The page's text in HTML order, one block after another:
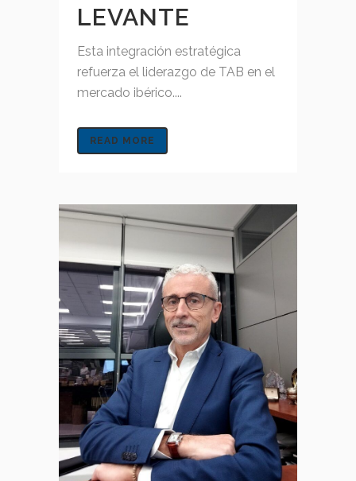
LEVANTE
Esta integración estratégica
refuerza el liderazgo de TAB en el
mercado ibérico....
READ MORE